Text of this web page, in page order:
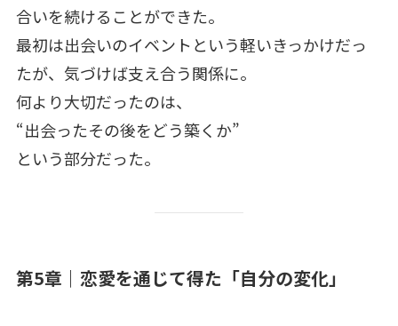
合いを続けることができた。
最初は出会いのイベントという軽いきっかけだっ
たが、気づけば支え合う関係に。
何より大切だったのは、
“出会ったその後をどう築くか”
という部分だった。
第5章｜恋愛を通じて得た「自分の変化」